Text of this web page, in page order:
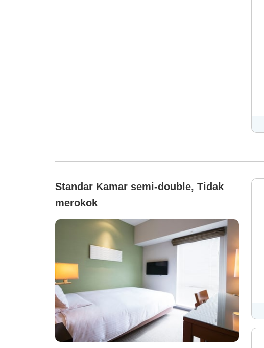
Standar Kamar semi-double, Tidak
merokok